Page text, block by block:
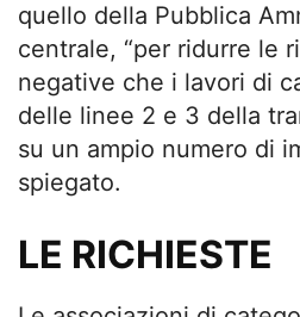
quello della Pubblica
centrale, “per ridurre le
negative che i lavori di
delle linee 2 e 3 della
su un ampio numero di
spiegato.
LE RICHIESTE